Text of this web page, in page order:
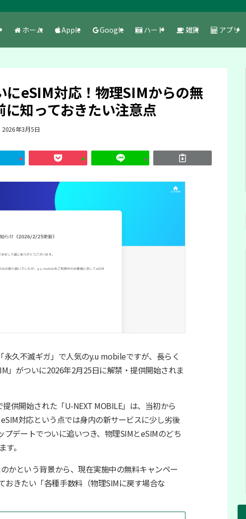
ホーム Apple Google ハード 雑貨 アプリ
eSIM対応！物理SIMからの無
知っておきたい注意点
2026年3月5日
久不滅ギガ」で人気のy.u mobileですが、長らく
」がついに2026年2月25日に解禁・提供開始されま
供開始された「U-NEXT MOBILE」は、当初から
対応という点では身内の新サービスに少し劣後
デートでついに追いつき、物理SIMとeSIMのどち
。
かという背景から、現在実施中の無料キャンペー
おきたい「各種手数料（物理SIMに戻す場合な